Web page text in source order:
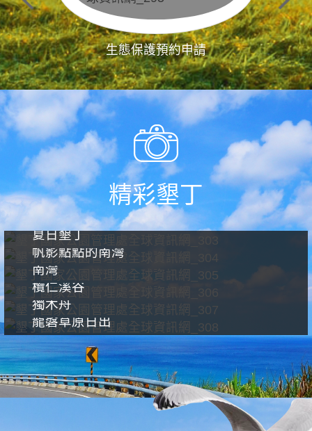
生態保護預約申請
精彩墾丁
夏日墾丁
帆影點點的南灣
南灣
欖仁溪谷
獨木舟
龍磐草原日出